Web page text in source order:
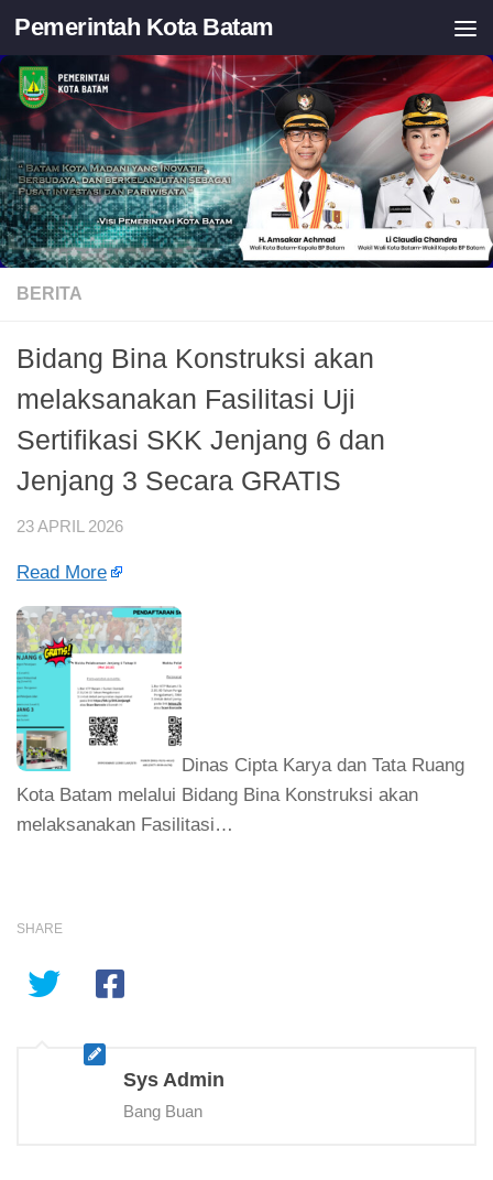
Skip to content
Pemerintah Kota Batam
BERITA
Bidang Bina Konstruksi akan
melaksanakan Fasilitasi Uji
Sertifikasi SKK Jenjang 6 dan
Jenjang 3 Secara GRATIS
23 APRIL 2026
Read More
Dinas Cipta Karya dan Tata Ruang
Kota Batam melalui Bidang Bina Konstruksi akan
melaksanakan Fasilitasi…
SHARE
Sys Admin
Bang Buan